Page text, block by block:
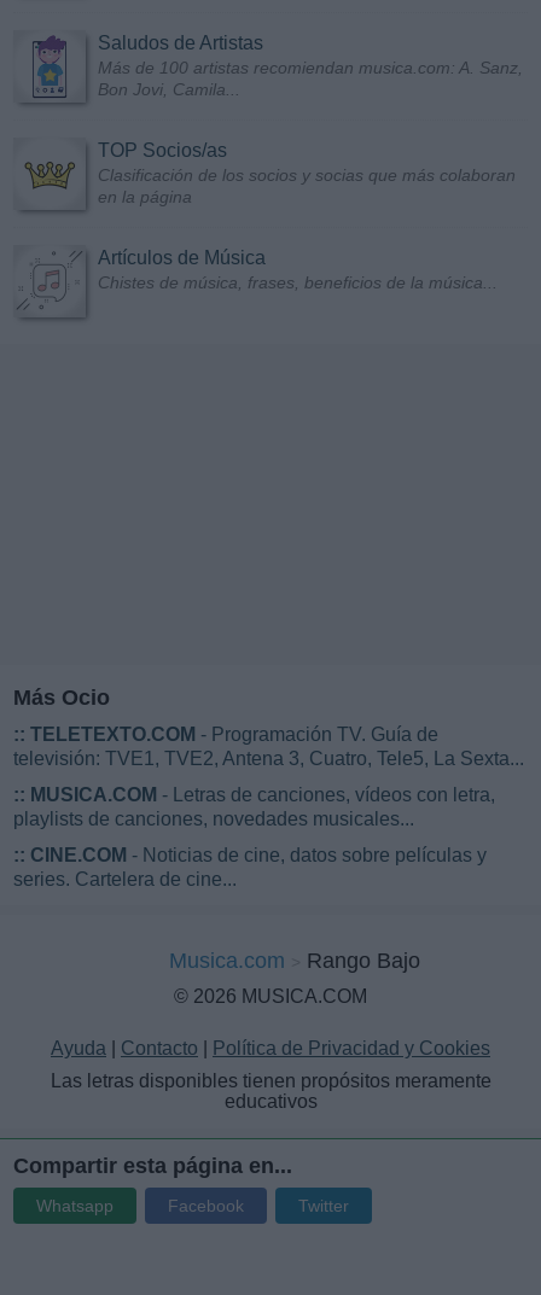
Saludos de Artistas
Más de 100 artistas recomiendan musica.com: A. Sanz,
Bon Jovi, Camila...
TOP Socios/as
Clasificación de los socios y socias que más colaboran
en la página
Artículos de Música
Chistes de música, frases, beneficios de la música...
Más Ocio
:: TELETEXTO.COM - Programación TV. Guía de
televisión: TVE1, TVE2, Antena 3, Cuatro, Tele5, La Sexta...
:: MUSICA.COM - Letras de canciones, vídeos con letra,
playlists de canciones, novedades musicales...
:: CINE.COM - Noticias de cine, datos sobre películas y
series. Cartelera de cine...
Musica.com Rango Bajo
© 2026 MUSICA.COM
Ayuda Contacto
Política de Privacidad y Cookies
Las letras disponibles tienen propósitos meramente
educativos
Compartir esta página en...
Whatsapp Facebook Twitter